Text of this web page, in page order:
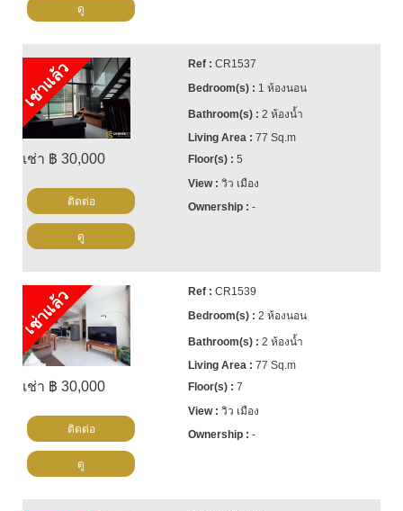
ดู
เช่าแล้ว
เช่า ฿ 30,000
CR1537
1 ห้องนอน
2 ห้องน้ำ
77 Sq.m
5
วิว เมือง
-
ติดต่อ
ดู
เช่าแล้ว
เช่า ฿ 30,000
CR1539
2 ห้องนอน
2 ห้องน้ำ
77 Sq.m
7
วิว เมือง
-
ติดต่อ
ดู